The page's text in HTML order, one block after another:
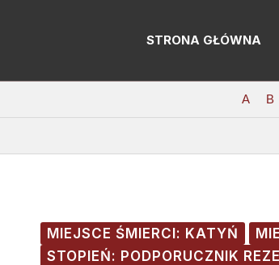
STRONA GŁÓWNA
A B
MIEJSCE ŚMIERCI: KATYŃ
STOPIEŃ: PODPORUCZNIK